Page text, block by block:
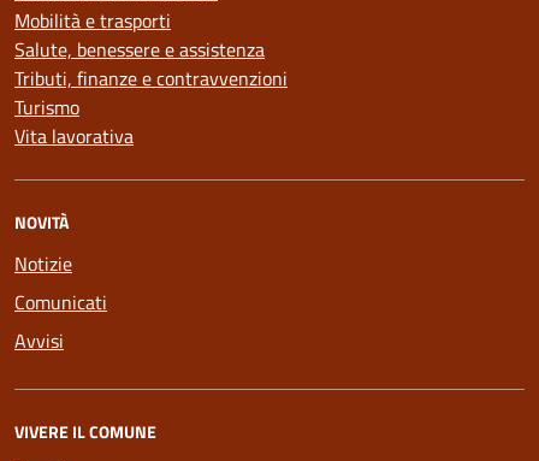
Mobilità e trasporti
Salute, benessere e assistenza
Tributi, finanze e contravvenzioni
Turismo
Vita lavorativa
NOVITÀ
Notizie
Comunicati
Avvisi
VIVERE IL COMUNE